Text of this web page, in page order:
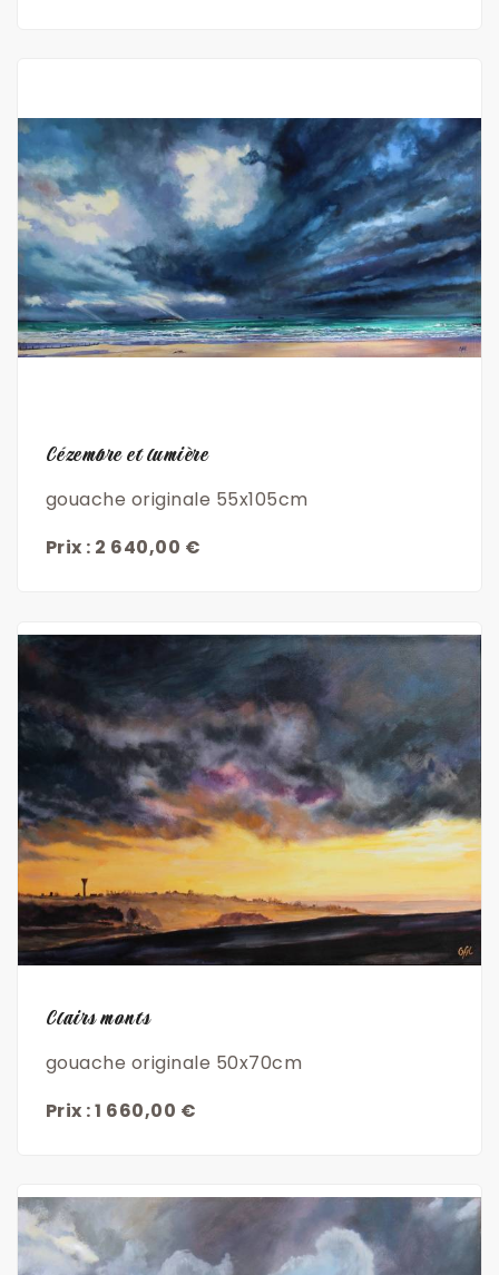
Cézembre et lumière
gouache originale 55x105cm
Prix : 2 640,00 €
Découvrir
Clairs monts
gouache originale 50x70cm
Prix : 1 660,00 €
Découvrir